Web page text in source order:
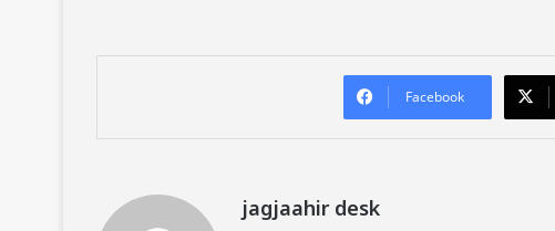
Facebook
jagjaahir desk